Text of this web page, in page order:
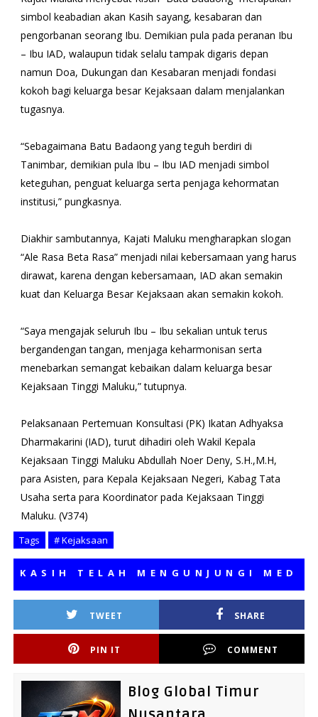
simbol keabadian akan Kasih sayang, kesabaran dan
pengorbanan seorang Ibu. Demikian pula pada peranan Ibu
– Ibu IAD, walaupun tidak selalu tampak digaris depan
namun Doa, Dukungan dan Kesabaran menjadi fondasi
kokoh bagi keluarga besar Kejaksaan dalam menjalankan
tugasnya.
“Sebagaimana Batu Badaong yang teguh berdiri di
Tanimbar, demikian pula Ibu – Ibu IAD menjadi simbol
keteguhan, penguat keluarga serta penjaga kehormatan
institusi,” pungkasnya.
Diakhir sambutannya, Kajati Maluku mengharapkan slogan
“Ale Rasa Beta Rasa” menjadi nilai kebersamaan yang harus
dirawat, karena dengan kebersamaan, IAD akan semakin
kuat dan Keluarga Besar Kejaksaan akan semakin kokoh.
“Saya mengajak seluruh Ibu – Ibu sekalian untuk terus
bergandengan tangan, menjaga keharmonisan serta
menebarkan semangat kebaikan dalam keluarga besar
Kejaksaan Tinggi Maluku,” tutupnya.
Pelaksanaan Pertemuan Konsultasi (PK) Ikatan Adhyaksa
Dharmakarini (IAD), turut dihadiri oleh Wakil Kepala
Kejaksaan Tinggi Maluku Abdullah Noer Deny, S.H.,M.H,
para Asisten, para Kepala Kejaksaan Negeri, Kabag Tata
Usaha serta para Koordinator pada Kejaksaan Tinggi
Maluku. (V374)
Tags # Kejaksaan
TELAH MENGUNJUNGI MEDIA
TWEET SHARE
PIN IT COMMENT
Blog Global Timur